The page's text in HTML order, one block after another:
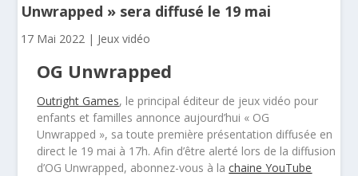
Unwrapped » sera diffusé le 19 mai
17 Mai 2022 | Jeux vidéo
OG Unwrapped
Outright Games, le principal éditeur de jeux vidéo pour
enfants et familles annonce aujourd’hui « OG
Unwrapped », sa toute première présentation diffusée en
direct le 19 mai à 17h. Afin d’être alerté lors de la diffusion
d’OG Unwrapped, abonnez-vous à lachaine YouTube